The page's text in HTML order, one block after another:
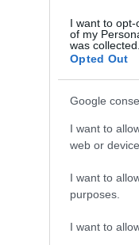
I want to
of my
was collected.
Opted Out
Google
I want to
web or
I want to
purposes.
I want to